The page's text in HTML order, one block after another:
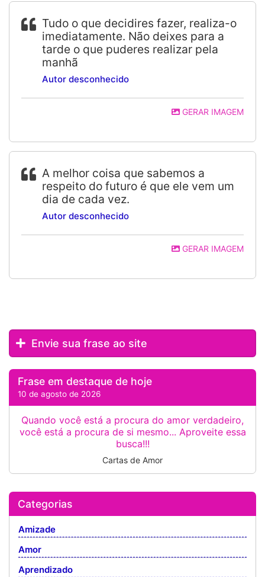
Tudo o que decidires fazer, realiza-o
imediatamente. Não deixes para a
tarde o que puderes realizar pela
manhã
Autor desconhecido
GERAR IMAGEM
A melhor coisa que sabemos a
respeito do futuro é que ele vem um
dia de cada vez.
Autor desconhecido
GERAR IMAGEM
Envie sua frase ao site
Frase em destaque de hoje
10 de agosto de 2026
Quando você está a procura do amor verdadeiro,
você está a procura de si mesmo... Aproveite essa
busca!!!
Cartas de Amor
Categorias
Amizade
Amor
Aprendizado